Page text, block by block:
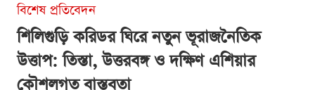
বিশেষ প্রতিবেদন
শিলিগুড়ি করিডর ঘিরে নতুন ভূরাজনৈতিক
উত্তাপ: তিস্তা, উত্তরবঙ্গ ও দক্ষিণ এশিয়ার
কৌশলগত বাস্তবতা